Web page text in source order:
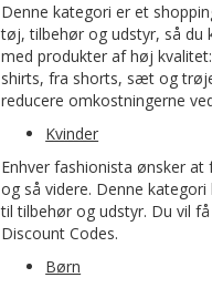
Denne kategori er et
tøj, tilbehør og udstyr, så du
med produkter af høj
shirts, fra shorts, sæt og
reducere omkostningerne
Kvinder
Enhver fashionista ønsker
og så videre. Denne
til tilbehør og udstyr. Du vil
Discount Codes.
Børn